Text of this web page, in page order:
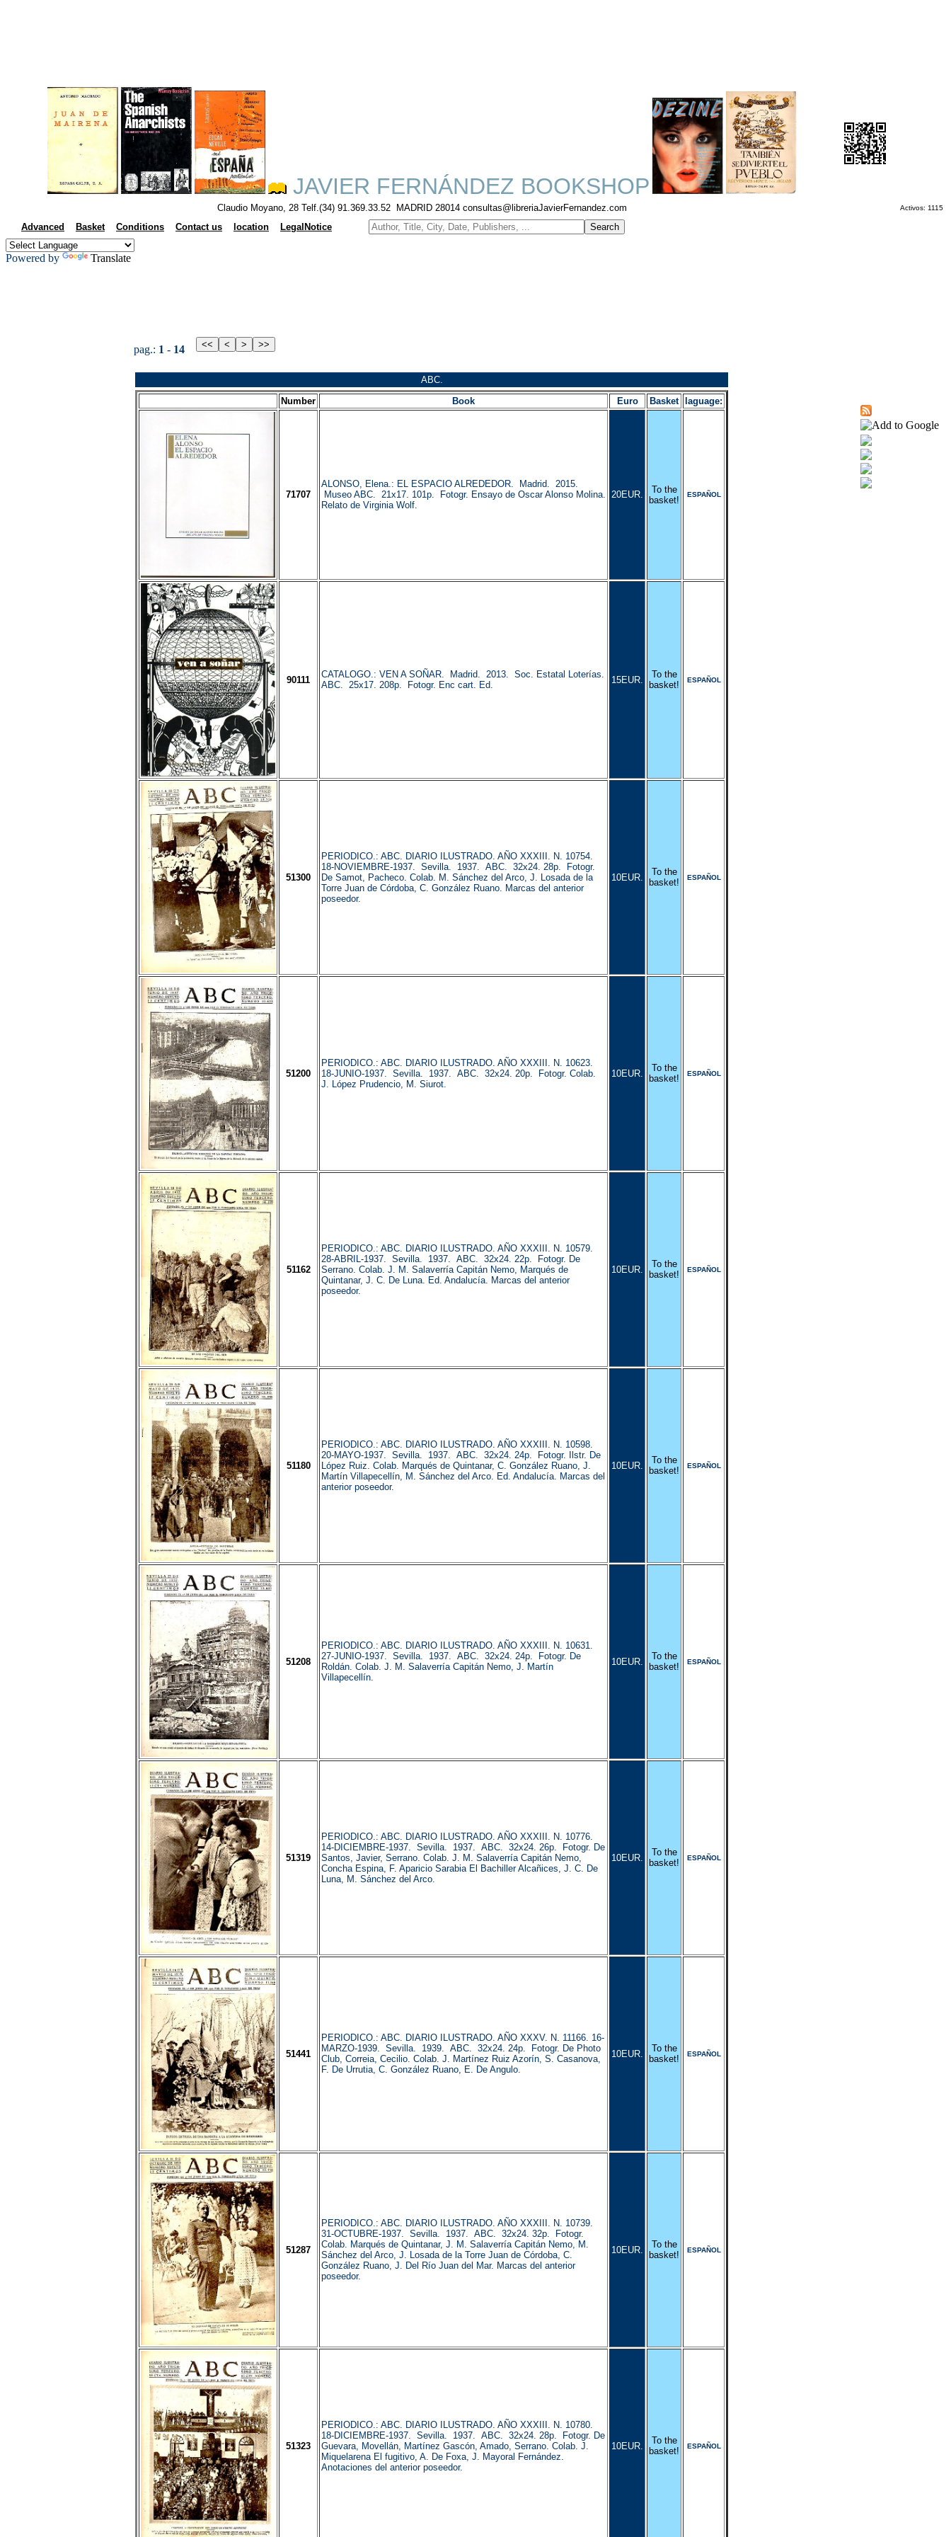
JAVIER FERNÁNDEZ BOOKSHOP
Claudio Moyano, 28 Telf.(34) 91.369.33.52 MADRID 28014 consultas@libreriaJavierFernandez.com Activos: 1115
Advanced Basket Conditions Contact us location LegalNotice
Powered by Translate
pag.: 1 - 14
ABC.
Number
Book Euro Basket laguage:
71707
ALONSO, Elena.: EL ESPACIO ALREDEDOR. Madrid. 2015.
Museo ABC. 21x17. 101p. Fotogr. Ensayo de Oscar Alonso Molina.
Relato de Virginia Wolf.
20EUR.
To the
basket!
ESPAÑOL
90111
CATALOGO.: VEN A SOÑAR. Madrid. 2013. Soc. Estatal Loterías.
ABC. 25x17. 208p. Fotogr. Enc cart. Ed.
15EUR.
To the
basket!
ESPAÑOL
51300
PERIODICO.: ABC. DIARIO ILUSTRADO. AÑO XXXIII. N. 10754.
18-NOVIEMBRE-1937. Sevilla. 1937. ABC. 32x24. 28p. Fotogr.
De Samot, Pacheco. Colab. M. Sánchez del Arco, J. Losada de la
Torre Juan de Córdoba, C. González Ruano. Marcas del anterior
poseedor.
10EUR.
To the
basket!
ESPAÑOL
51200
PERIODICO.: ABC. DIARIO ILUSTRADO. AÑO XXXIII. N. 10623.
18-JUNIO-1937. Sevilla. 1937. ABC. 32x24. 20p. Fotogr. Colab.
J. López Prudencio, M. Siurot.
10EUR.
To the
basket!
ESPAÑOL
51162
PERIODICO.: ABC. DIARIO ILUSTRADO. AÑO XXXIII. N. 10579.
28-ABRIL-1937. Sevilla. 1937. ABC. 32x24. 22p. Fotogr. De
Serrano. Colab. J. M. Salaverría Capitán Nemo, Marqués de
Quintanar, J. C. De Luna. Ed. Andalucía. Marcas del anterior
poseedor.
10EUR.
To the
basket!
ESPAÑOL
51180
PERIODICO.: ABC. DIARIO ILUSTRADO. AÑO XXXIII. N. 10598.
20-MAYO-1937. Sevilla. 1937. ABC. 32x24. 24p. Fotogr. Ilstr. De
López Ruiz. Colab. Marqués de Quintanar, C. González Ruano, J.
Martín Villapecellín, M. Sánchez del Arco. Ed. Andalucía. Marcas del
anterior poseedor.
10EUR.
To the
basket!
ESPAÑOL
51208
PERIODICO.: ABC. DIARIO ILUSTRADO. AÑO XXXIII. N. 10631.
27-JUNIO-1937. Sevilla. 1937. ABC. 32x24. 24p. Fotogr. De
Roldán. Colab. J. M. Salaverría Capitán Nemo, J. Martín
Villapecellín.
10EUR.
To the
basket!
ESPAÑOL
51319
PERIODICO.: ABC. DIARIO ILUSTRADO. AÑO XXXIII. N. 10776.
14-DICIEMBRE-1937. Sevilla. 1937. ABC. 32x24. 26p. Fotogr. De
Santos, Javier, Serrano. Colab. J. M. Salaverría Capitán Nemo,
Concha Espina, F. Aparicio Sarabia El Bachiller Alcañices, J. C. De
Luna, M. Sánchez del Arco.
10EUR.
To the
basket!
ESPAÑOL
51441
PERIODICO.: ABC. DIARIO ILUSTRADO. AÑO XXXV. N. 11166. 16-
MARZO-1939. Sevilla. 1939. ABC. 32x24. 24p. Fotogr. De Photo
Club, Correia, Cecilio. Colab. J. Martínez Ruiz Azorín, S. Casanova,
F. De Urrutia, C. González Ruano, E. De Angulo.
10EUR.
To the
basket!
ESPAÑOL
51287
PERIODICO.: ABC. DIARIO ILUSTRADO. AÑO XXXIII. N. 10739.
31-OCTUBRE-1937. Sevilla. 1937. ABC. 32x24. 32p. Fotogr.
Colab. Marqués de Quintanar, J. M. Salaverría Capitán Nemo, M.
Sánchez del Arco, J. Losada de la Torre Juan de Córdoba, C.
González Ruano, J. Del Río Juan del Mar. Marcas del anterior
poseedor.
10EUR.
To the
basket!
ESPAÑOL
51323
PERIODICO.: ABC. DIARIO ILUSTRADO. AÑO XXXIII. N. 10780.
18-DICIEMBRE-1937. Sevilla. 1937. ABC. 32x24. 28p. Fotogr. De
Guevara, Movellán, Martínez Gascón, Amado, Serrano. Colab. J.
Miquelarena El fugitivo, A. De Foxa, J. Mayoral Fernández.
Anotaciones del anterior poseedor.
10EUR.
To the
basket!
ESPAÑOL